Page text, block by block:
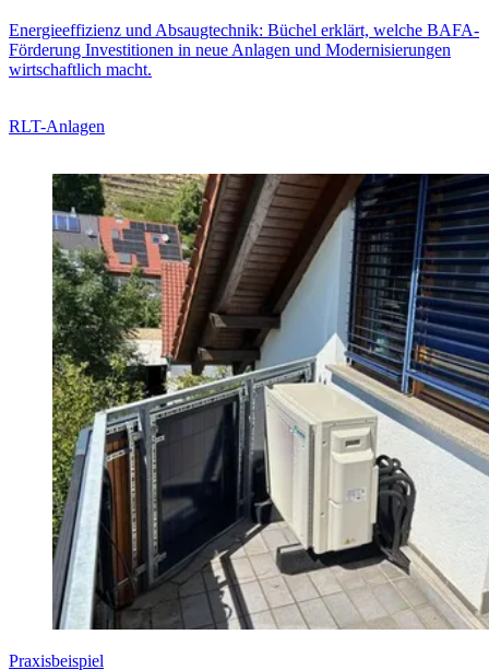
Energieeffizienz und Absaugtechnik: Büchel erklärt, welche BAFA-
Förderung Investitionen in neue Anlagen und Modernisierungen
wirtschaftlich macht.
RLT-Anlagen
Praxisbeispiel